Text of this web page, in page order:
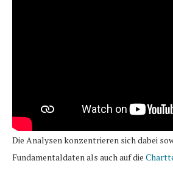
Die Analysen konzentrieren sich dabei
Fundamentaldaten als auch auf die